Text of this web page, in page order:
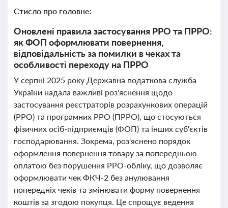
Стисло про головне:
Оновлені правила застосування РРО та ПРРО:
як ФОП оформлювати повернення,
відповідальність за помилки в чеках та
особливості переходу на ПРРО
У серпні 2025 року Державна податкова служба
України надала важливі роз'яснення щодо
застосування реєстраторів розрахункових операцій
(РРО) та програмних РРО (ПРРО), що стосуються
фізичних осіб-підприємців (ФОП) та інших суб'єктів
господарювання. Зокрема, роз'яснено порядок
оформлення повернення товару за попередньою
оплатою без порушення РРО-обліку, що дозволяє
оформлювати чек ФКЧ-2 без анулювання
попередніх чеків та змінювати форму повернення
коштів за згодою покупця. Це спрощує ведення